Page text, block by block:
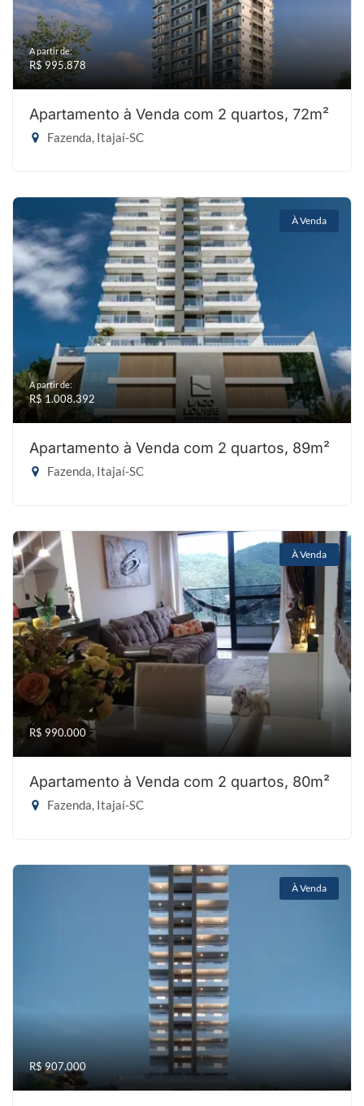
A partir de:
R$ 995.878
Apartamento à Venda com 2 quartos, 72m²
Fazenda, Itajaí-SC
À Venda
A partir de:
R$ 1.008.392
Apartamento à Venda com 2 quartos, 89m²
Fazenda, Itajaí-SC
À Venda
R$ 990.000
Apartamento à Venda com 2 quartos, 80m²
Fazenda, Itajaí-SC
À Venda
R$ 907.000